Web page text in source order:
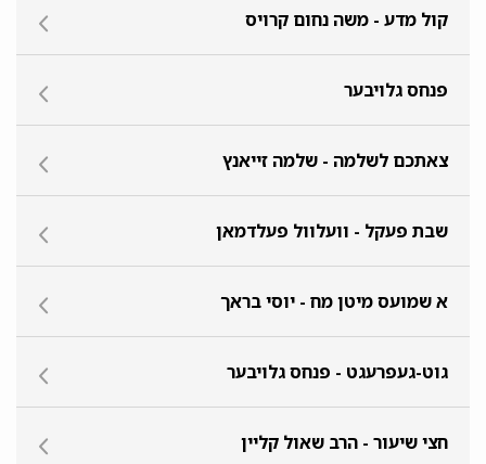
קול מדע - משה נחום קרויס
פנחס גלויבער
צאתכם לשלמה - שלמה זייאנץ
שבת פעקל - וועלוול פעלדמאן
א שמועס מיטן מח - יוסי בראך
גוט-געפרעגט - פנחס גלויבער
חצי שיעור - הרב שאול קליין